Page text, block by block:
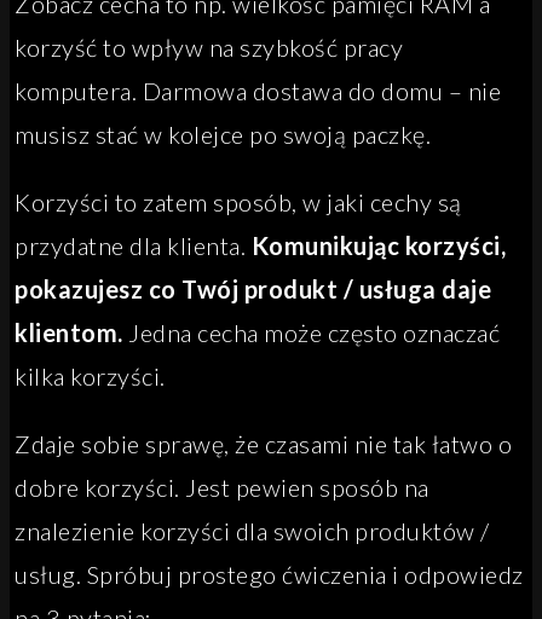
korzyść to wpływ na szybkość pracy
komputera. Darmowa dostawa do domu – nie
musisz stać w kolejce po swoją paczkę.
Korzyści to zatem sposób, w jaki cechy są
przydatne dla klienta. Komunikując korzyści,
pokazujesz co Twój produkt / usługa daje
klientom. Jedna cecha może często oznaczać
kilka korzyści.
Zdaje sobie sprawę, że czasami nie tak łatwo o
dobre korzyści. Jest pewien sposób na
znalezienie korzyści dla swoich produktów /
usług. Spróbuj prostego ćwiczenia i odpowiedz